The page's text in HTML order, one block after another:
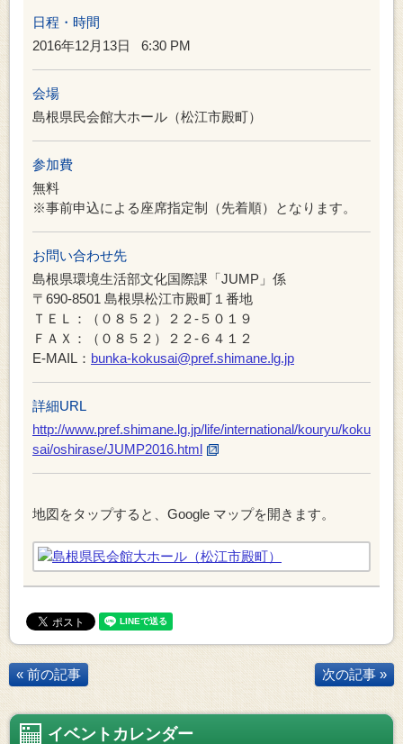
日程・時間
2016年12月13日
6:30 PM
会場
島根県民会館大ホール（松江市殿町）
参加費
無料
※事前申込による座席指定制（先着順）となります。
お問い合わせ先
島根県環境生活部文化国際課「JUMP」係
〒690-8501 島根県松江市殿町１番地
ＴＥＬ：（０８５２）２２-５０１９
ＦＡＸ：（０８５２）２２-６４１２
E-MAIL： bunka-kokusai@pref.shimane.lg.jp
詳細URL
http://www.pref.shimane.lg.jp/life/international/kouryu/koku
sai/oshirase/JUMP2016.html
地図をタップすると、Google マップを開きます。
« 前の記事 次の記事 »
イベントカレンダー